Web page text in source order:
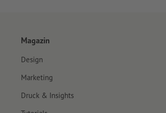
Magazin
Design
Marketing
Druck & Insights